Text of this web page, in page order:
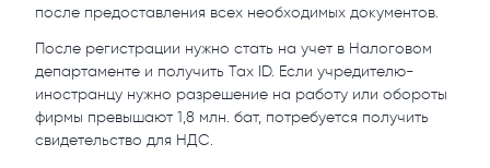
после предоставления всех необходимых документов.
После регистрации нужно стать на учет в Налоговом
департаменте и получить Tax ID. Если учредителю-
иностранцу нужно разрешение на работу или обороты
фирмы превышают 1,8 млн. бат, потребуется получить
свидетельство для НДС.